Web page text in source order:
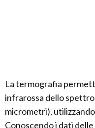
La termografia
infrarossa dello
micrometri),
Conoscendo i dati